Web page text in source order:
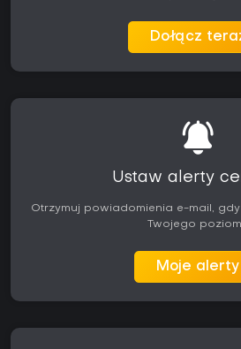
Dołącz
Ustaw alerty
Otrzymuj powiadomienia e-mail,
Twojego
Moje alerty